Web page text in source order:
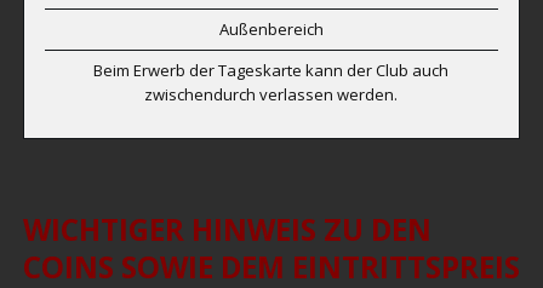
Außenbereich
Beim Erwerb der Tageskarte kann der Club auch
zwischendurch verlassen werden.
WICHTIGER HINWEIS ZU DEN
COINS SOWIE DEM EINTRITTSPREIS